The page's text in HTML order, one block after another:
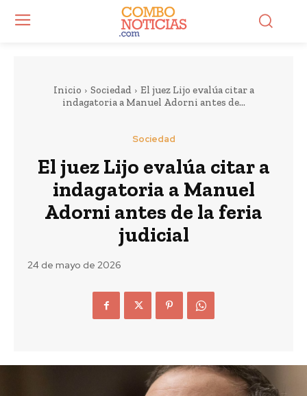
Inicio Sociedad
El juez Lijo evalúa citar a
indagatoria a Manuel Adorni antes de...
Sociedad
El juez Lijo evalúa citar a
indagatoria a Manuel
Adorni antes de la feria
judicial
24 de mayo de 2026